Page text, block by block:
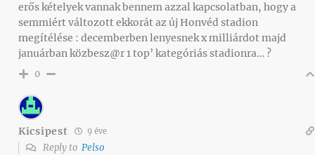
erős kételyek vannak bennem azzal kapcsolatban, hogy a
semmiért változott ekkorát az új Honvéd stadion
megítélése : decemberben lenyesnek x milliárdot majd
januárban közbesz@r 1 top’ kategóriás stadionra… ?
0
Kicsipest 9 éve
Reply to Pelso